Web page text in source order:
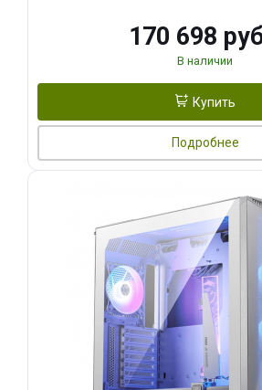
170 698
В наличии
Купить
Подробнее